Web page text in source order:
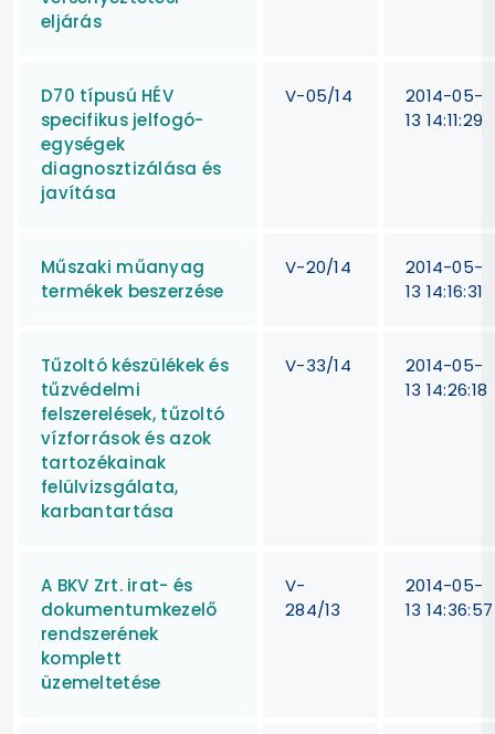
eljárás
D70 típusú HÉV
specifikus jelfogó-
egységek
diagnosztizálása és
javítása
V-05/14
2014-05-
13 14:11:29
Műszaki műanyag
termékek beszerzése
V-20/14
2014-05-
13 14:16:31
Tűzoltó készülékek és
tűzvédelmi
felszerelések, tűzoltó
vízforrások és azok
tartozékainak
felülvizsgálata,
karbantartása
V-33/14
2014-05-
13 14:26:18
A BKV Zrt. irat- és
dokumentumkezelő
rendszerének
komplett
üzemeltetése
V-
284/13
2014-05-
13 14:36:57